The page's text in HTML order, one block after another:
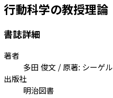
行動科学の教授理論
書誌詳細
著者
多田 俊文 / 原著: シーゲル
出版社
明治図書